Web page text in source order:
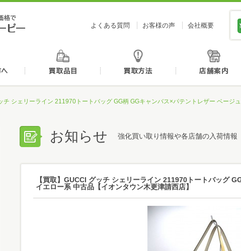
価値あるものを、価値ある価格で買取センタージー
よくある質問 お客様の声 会社概要
初めての方へ 買取品目 買取方法
チ シェリーライン 211970トートバッグ GG柄 GGキャンバス×パテントレザー ベージ
お知らせ 強化買い取り情報や各店舗の入荷情報
【買取】GUCCI グッチ シェリーライン 211970トートバッグ
イエロー系 中古品【イオンタウン木更津請西店】